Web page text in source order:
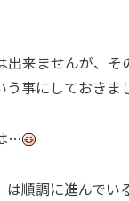
出来ませんが、そ
う事にしておきま
…
順調に進んでい